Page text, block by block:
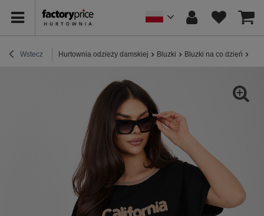
Wstecz Hurtownia odzieży damskiej Bluzki Bluzki na co dzień